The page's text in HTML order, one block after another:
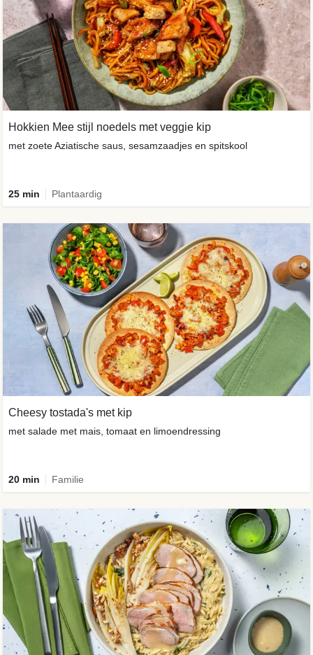
Hokkien Mee stijl noedels met veggie kip
met zoete Aziatische saus, sesamzaadjes en spitskool
25 min Plantaardig
Cheesy tostada's met kip
met salade met mais, tomaat en limoendressing
20 min Familie